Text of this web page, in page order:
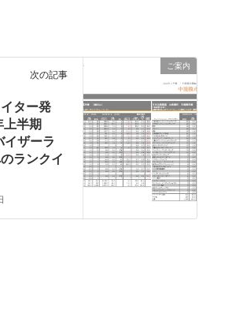
ご案内
次の記事
イター発
上半期
イザーラ
ランクイ